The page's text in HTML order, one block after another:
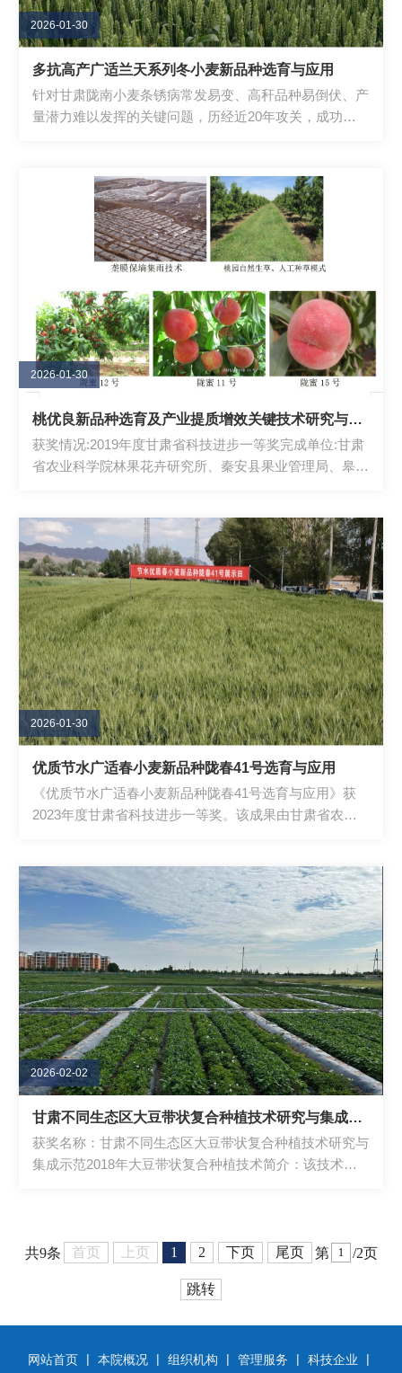
2026-01-30
多抗高产广适兰天系列冬小麦新品种选育与应用
针对甘肃陇南小麦条锈病常发易变、高秆品种易倒伏、产
量潜力难以发挥的关键问题，历经近20年攻关，成功选
2026-01-30
桃优良新品种选育及产业提质增效关键技术研究与应用
获奖情况:2019年度甘肃省科技进步一等奖完成单位:甘肃
省农业科学院林果花卉研究所、秦安县果业管理局、皋兰
2026-01-30
优质节水广适春小麦新品种陇春41号选育与应用
《优质节水广适春小麦新品种陇春41号选育与应用》获
2023年度甘肃省科技进步一等奖。该成果由甘肃省农业
2026-02-02
甘肃不同生态区大豆带状复合种植技术研究与集成示范
获奖名称：甘肃不同生态区大豆带状复合种植技术研究与
集成示范2018年大豆带状复合种植技术简介：该技术通
共9条 首页 上页 1 2 下页 尾页 第 /2页
跳转
网站首页 | 本院概况 | 组织机构 | 管理服务 | 科技企业 |